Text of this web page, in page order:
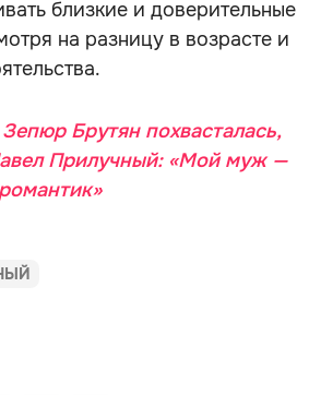
близкие и доверительные
на разницу в возрасте и
Зепюр Брутян похвасталась,
Прилучный: «Мой муж —